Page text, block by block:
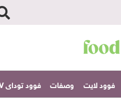
فوود لايت وصفات فوود توداى TV